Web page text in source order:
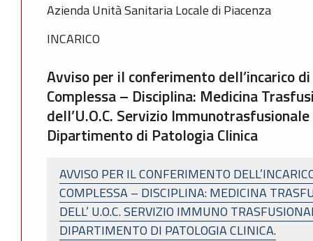
Azienda Unità Sanitaria Locale di Piacenza
INCARICO
Avviso per il conferimento dell’incarico
Complessa – Disciplina: Medicina
dell’U.O.C. Servizio
Dipartimento di Patologia Clinica
AVVISO PER IL CONFERIMENTO
COMPLESSA – DISCIPLINA: MEDICINA
DELL’ U.O.C. SERVIZIO IMMUNO
DIPARTIMENTO DI PATOLOGIA CLINICA.